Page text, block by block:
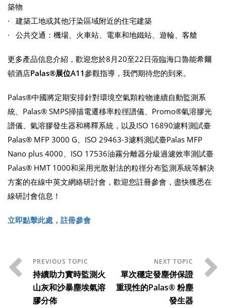
築物
· 建築工地或其他汙染區域附近的住宅建築
· 公共交通：機場、火車站、電車和地鐵站、遊輪、客艙
更多產品信息介紹，歡迎您於8月20至22日蒞臨海口魯能希爾
頓酒店Palas®展位A11參觀指導，我們期待您的到來。
Palas®中國將定期安排針對環境空氣顆粒物連續自動監測系
統、Palas® SMPS掃描電遷移率粒徑譜儀、Promo®氣溶膠光
譜儀、氣溶膠發生器和稀釋系統，以及ISO 16890濾料測試臺
Palas® MFP 3000 G、ISO 29463-3濾料測試臺Palas MFP
Nano plus 4000、ISO 17536油霧分離器分級過濾效率測試臺
Palas® HMT 1000和采用光散射法的粒徑分布監測系統等解決
方案的在線中英文網絡研討會，歡迎您註冊參會，盡快獲悉在
線研討會信息！
立即點擊此處，註冊參會
持續助力實時監測火
山灰和沙暴塵埃氣溶
膠分佈
單次穩定發塵併保證
重現性的Palas® 粉塵
發生器